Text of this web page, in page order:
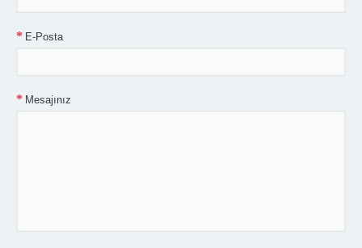
E-Posta
Mesajınız